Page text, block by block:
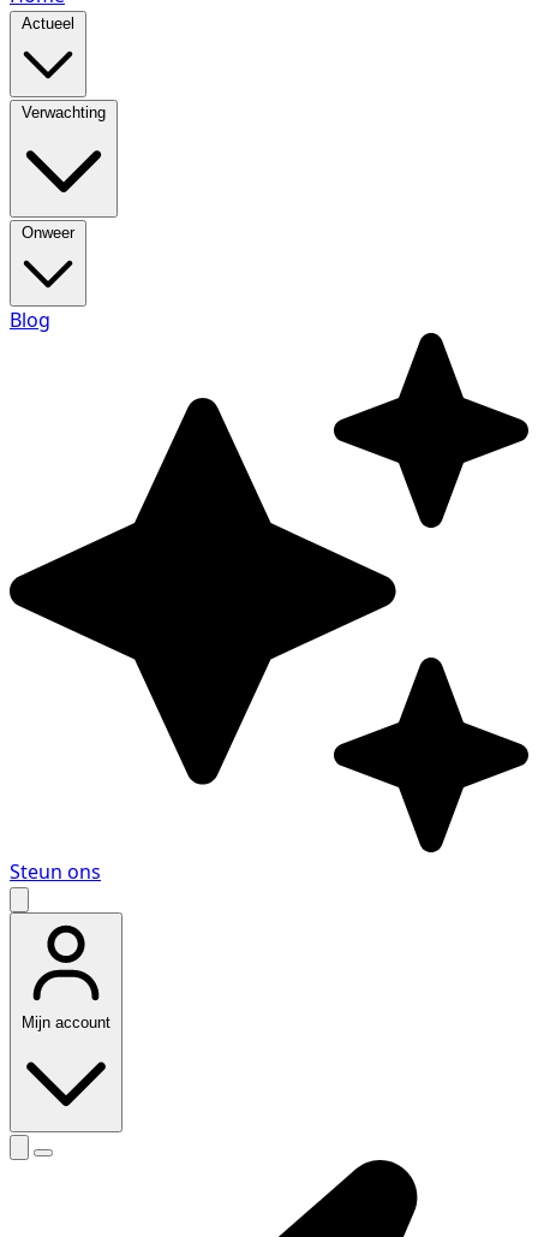
Actueel
Verwachting
Onweer
Blog
Steun ons
Mijn account